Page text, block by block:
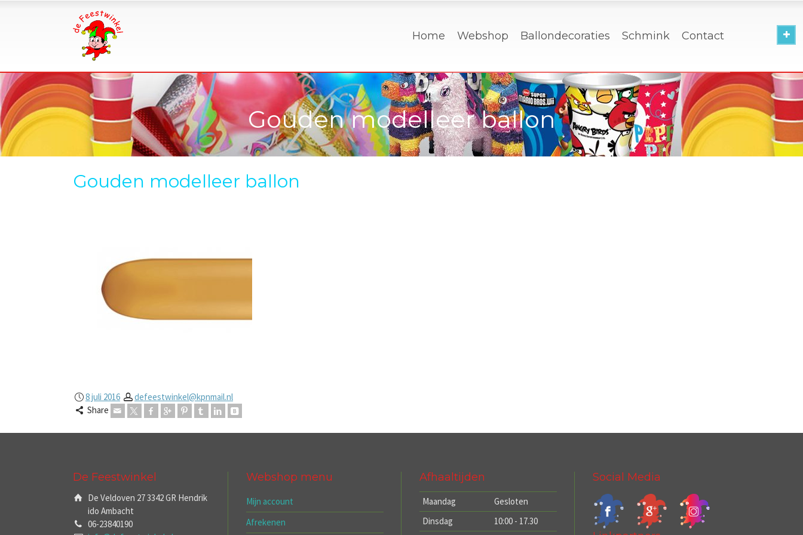
Home Webshop Ballondecoraties Schmink Contact
Gouden modelleer ballon
Gouden modelleer ballon
8 juli 2016
defeestwinkel@kpnmail.nl
Share
De Feestwinkel
De Veldoven 27 3342 GR Hendrik
ido Ambacht
06-23840190
Webshop menu
Mijn account
Afrekenen
Afhaaltijden
Maandag
Gesloten
Dinsdag
10:00 - 17.30
Social Media